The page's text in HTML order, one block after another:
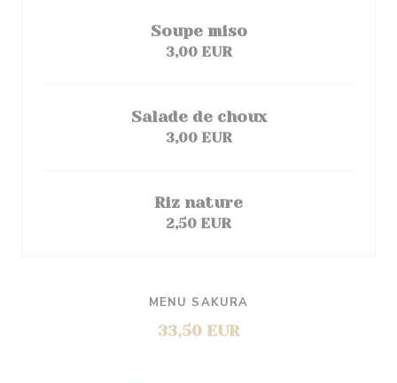
Soupe miso
3,00 EUR
Salade de choux
3,00 EUR
Riz nature
2,50 EUR
MENU SAKURA
33,50 EUR